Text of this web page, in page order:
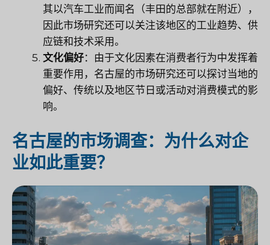
其以汽车工业而闻名（丰田的总部就在附近），
因此市场研究还可以关注该地区的工业趋势、供
应链和技术采用。
文化偏好：由于文化因素在消费者行为中发挥着
重要作用，名古屋的市场研究还可以探讨当地的
偏好、传统以及地区节日或活动对消费模式的影
响。
名古屋的市场调查：为什么对企
业如此重要？